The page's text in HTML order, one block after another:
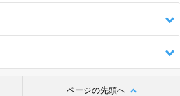
ページの先頭へ